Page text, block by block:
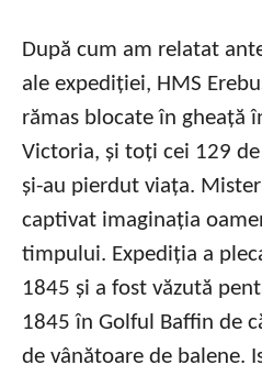
După cum am relatat
ale expediției, HMS
rămas blocate în gheață
Victoria, și toți cei 129
și-au pierdut viața.
captivat imaginația
timpului. Expediția a
1845 și a fost văzută
1845 în Golful Baffin de
de vânătoare de balene.